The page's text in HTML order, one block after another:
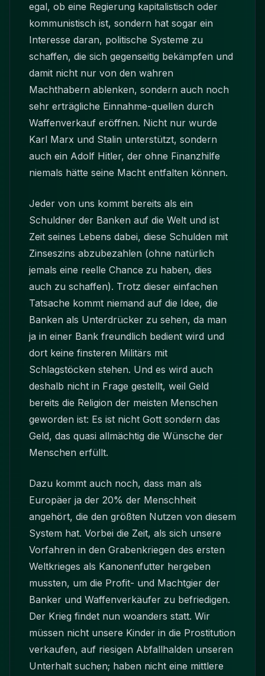
egal, ob eine Regierung kapitalistisch oder
kommunistisch ist, sondern hat sogar ein
Interesse daran, politische Systeme zu
schaffen, die sich gegenseitig bekämpfen und
damit nicht nur von den wahren
Machthabern ablenken, sondern auch noch
sehr erträgliche Einnahme-quellen durch
Waffenverkauf eröffnen. Nicht nur wurde
Karl Marx und Stalin unterstützt, sondern
auch ein Adolf Hitler, der ohne Finanzhilfe
niemals hätte seine Macht entfalten können.
Jeder von uns kommt bereits als ein
Schuldner der Banken auf die Welt und ist
Zeit seines Lebens dabei, diese Schulden mit
Zinseszins abzubezahlen (ohne natürlich
jemals eine reelle Chance zu haben, dies
auch zu schaffen). Trotz dieser einfachen
Tatsache kommt niemand auf die Idee, die
Banken als Unterdrücker zu sehen, da man
ja in einer Bank freundlich bedient wird und
dort keine finsteren Militärs mit
Schlagstöcken stehen. Und es wird auch
deshalb nicht in Frage gestellt, weil Geld
bereits die Religion der meisten Menschen
geworden ist: Es ist nicht Gott sondern das
Geld, das quasi allmächtig die Wünsche der
Menschen erfüllt.
Dazu kommt auch noch, dass man als
Europäer ja der 20% der Menschheit
angehört, die den größten Nutzen von diesem
System hat. Vorbei die Zeit, als sich unsere
Vorfahren in den Grabenkriegen des ersten
Weltkrieges als Kanonenfutter hergeben
mussten, um die Profit- und Machtgier der
Banker und Waffenverkäufer zu befriedigen.
Der Krieg findet nun woanders statt. Wir
müssen nicht unsere Kinder in die Prostitution
verkaufen, auf riesigen Abfallhalden unseren
Unterhalt suchen; haben nicht eine mittlere